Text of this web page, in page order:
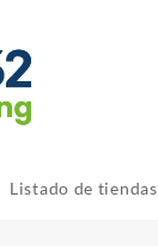
Listado de tiendas